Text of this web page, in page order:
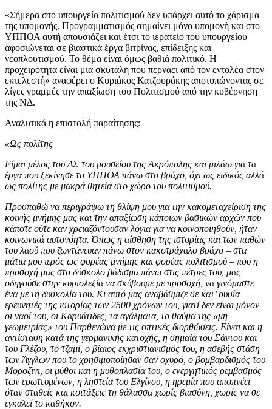
«Σήμερα στο υπουργείο πολιτισμού δεν υπάρχει αυτό το χάρισμα
της υπομονής. Προγραμματισμός σημαίνει μόνο υπομονή και στο
ΥΠΠΟΑ αυτή απουσιάζει και έτσι το ιερατείο του υπουργείου
αφοσιώνεται σε βιαστικά έργα βιτρίνας, επίδειξης και
νεοπλουτισμού. Το θέμα είναι όμως βαθιά πολιτικό. Η
προχειρότητα είναι μια σκυτάλη που περνάει από τον εντολέα στον
εκτελεστή» αναφέρει ο Κυριάκος Κατζουράκης αποτυπώνοντας σε
λίγες γραμμές την απαξίωση του Πολιτισμού από την κυβέρνηση
της ΝΔ.
Αναλυτικά η επιστολή παραίτησης:
«Ως πολίτης
Είμαι μέλος του ΔΣ του μουσείου της Ακρόπολης και μιλάω για τα
έργα που ξεκίνησε το ΥΠΠΟΑ πάνω στο βράχο, όχι ως ειδικός αλλά
ως πολίτης με μακρά θητεία στο χώρο του πολιτισμού.
Προσπαθώ να περιγράψω τη θλίψη μου για την κακομεταχείριση της
κοινής μνήμης μας και την απαξίωση κάποιων βασικών αρχών που
κάποτε ούτε καν χρειαζόντουσαν λόγια για να κοινοποιηθούν, ήταν
κοινωνικά αυτονόητα. Όπως η αίσθηση της ιστορίας και των παθών
του λαού που ζωντάνευαν πάνω στον κακοτράχαλο βράχο – στα
μάτια μου ιερός ως φορέας μνήμης και φορέας πολιτισμού – που η
προσοχή μας στο δύσκολο βάδισμα πάνω στις πέτρες του, μας
οδηγούσε στην κυριολεξία να σκύβουμε με προσοχή, να γινόμαστε
ένα με τη δυσκολία του. Κι αυτό μας αναβάθμιζε σε κατ’ ουσία
ερευνητές της ιστορίας των 2500 χρόνων του, γιατί δεν είναι μόνον
οι ναοί του, οι Καρυάτιδες, τα αγάλματα, το θαύμα της «μη
γεωμετρίας» του Παρθενώνα με τις οπτικές διορθώσεις. Είναι και η
αντίσταση κατά της γερμανικής κατοχής, η σημαία του Σάντου και
του Γλέζου, το τζαμί, ο βίαιος εκχριστιανισμός του, η ασεβής στάση
των Άγγλων που το χρησιμοποίησαν σαν οχυρό, ο βομβαρδισμός του
Μοροζίνι, οι μύθοι και η μυθοπλασία του, ο ενεργητικός ρεμβασμός
των ερωτευμένων, η ληστεία του Ελγίνου, η ηρεμία που αποπνέει
όταν σταθείς και κοιτάξεις τη θάλασσα χωρίς βιασύνη, χωρίς να σε
εγκαλεί το καθήκον.